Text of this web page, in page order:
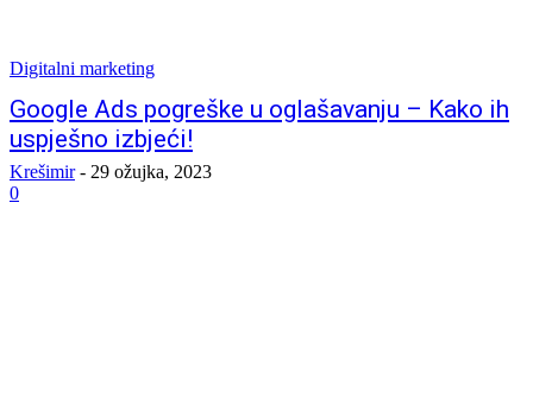
Digitalni marketing
Google Ads pogreške u oglašavanju – Kako ih
uspješno izbjeći!
Krešimir - 29 ožujka, 2023
0